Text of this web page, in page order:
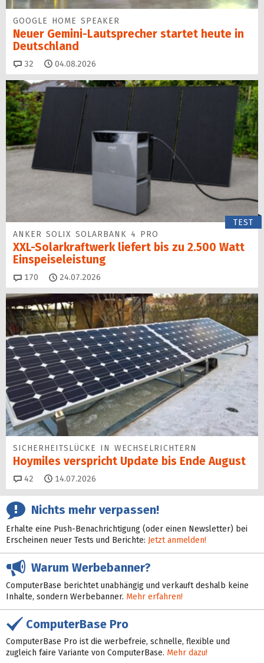
GOOGLE HOME SPEAKER
Neuer Gemini-Laut­spre­cher startet heu­te in
Deutschland
32 Kommentare
04.08.2026
TEST
ANKER SOLIX SOLARBANK 4 PRO
XXL-Solarkraftwerk liefert bis zu 2.500 Watt
Einspeise­leistung
170 Kommentare
24.07.2026
SICHERHEITS­LÜCKE IN WECHSEL­RICHTERN
Hoymiles verspricht Update bis Ende August
42 Kommentare
14.07.2026
Nichts mehr verpassen!
Erhalte eine Push-Benachrichtigung (oder einen Newsletter) bei
Erscheinen neuer Tests und Berichte: Jetzt anmelden!
Warum Werbebanner?
ComputerBase berichtet unabhängig und verkauft deshalb keine
Inhalte, sondern Werbebanner. Mehr erfahren!
ComputerBase Pro
ComputerBase Pro ist die werbefreie, schnelle, flexible und
zugleich faire Variante von ComputerBase. Mehr dazu!